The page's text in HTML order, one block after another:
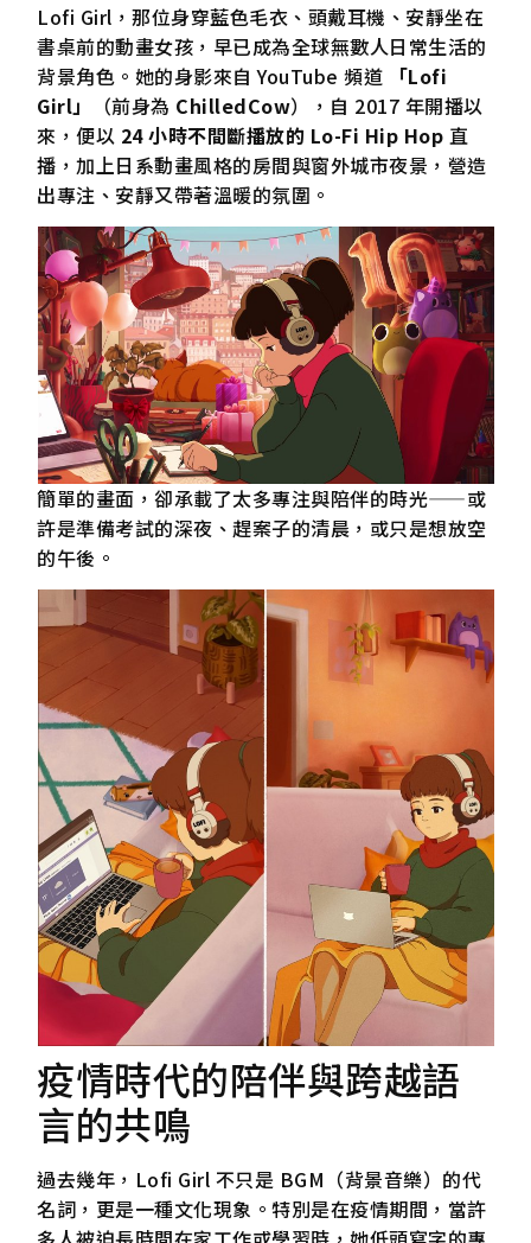
Lofi Girl，那位身穿藍色毛衣、頭戴耳機、安靜坐在
書桌前的動畫女孩，早已成為全球無數人日常生活的
背景角色。她的身影來自 YouTube 頻道
「Lofi
Girl」
（前身為 ChilledCow），自 2017 年開播以
來，便以 24 小時不間斷播放的 Lo-Fi Hip Hop 直
播，加上日系動畫風格的房間與窗外城市夜景，營造
出專注、安靜又帶著溫暖的氛圍。
簡單的畫面，卻承載了太多專注與陪伴的時光——或
許是準備考試的深夜、趕案子的清晨，或只是想放空
的午後。
疫情時代的陪伴與跨越語
言的共鳴
過去幾年，Lofi Girl 不只是 BGM（背景音樂）的代
名詞，更是一種文化現象。特別是在疫情期間，當許